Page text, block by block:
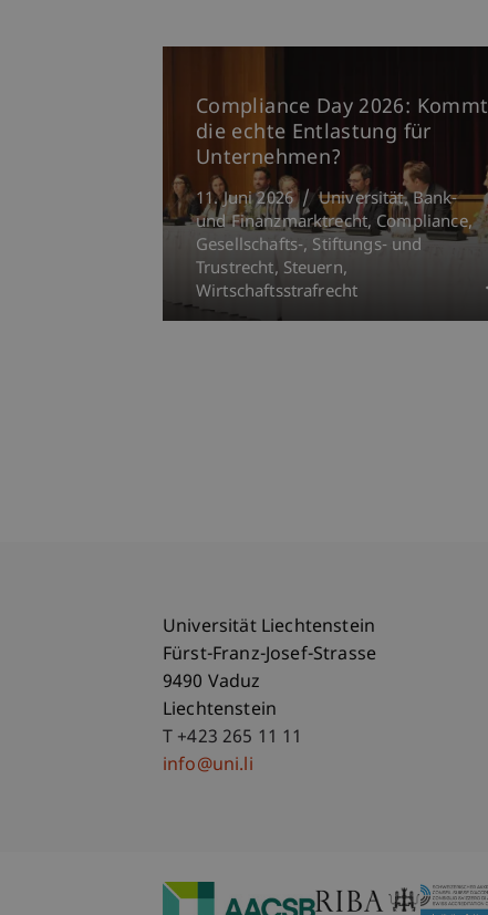
Compliance Day 2026: Kommt
die echte Entlastung für
Unternehmen?
11. Juni 2026 Universität Bank-
und Finanzmarktrecht Compliance
Gesellschafts-, Stiftungs- und
Trustrecht Steuern
Wirtschaftsstrafrecht
Universität Liechtenstein
Fürst-Franz-Josef-Strasse
9490 Vaduz
Liechtenstein
T +423 265 11 11
info@uni.li